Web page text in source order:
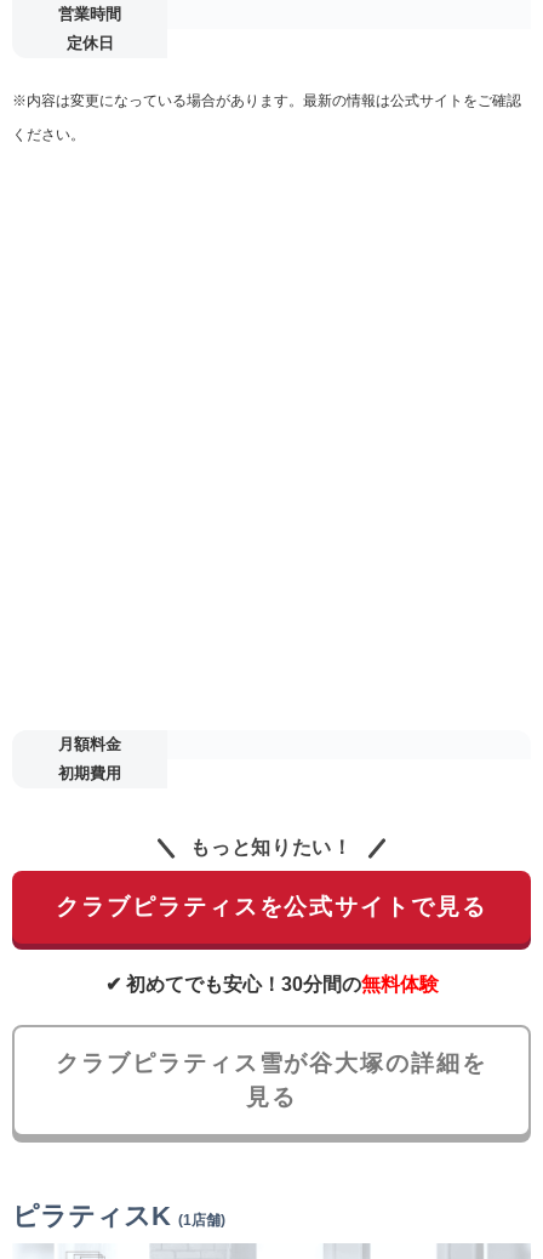
営業時間
定休日
※内容は変更になっている場合があります。最新の情報は公式サイトをご確認
ください。
月額料金
初期費用
もっと知りたい！
クラブピラティスを公式サイトで見る
✔ 初めてでも安心！30分間の無料体験
クラブピラティス雪が谷大塚の詳細を
見る
ピラティスK (1店舗)